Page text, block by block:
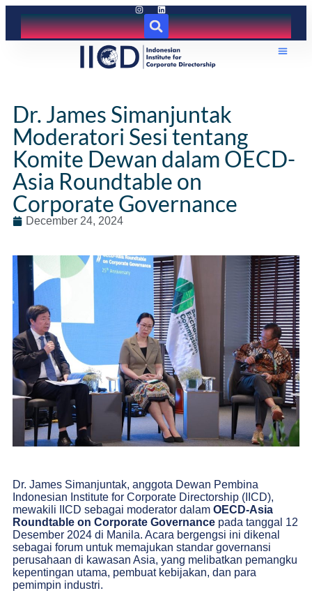
Dr. James Simanjuntak
Moderatori Sesi tentang
Komite Dewan dalam OECD-
Asia Roundtable on
Corporate Governance
December 24, 2024
Dr. James Simanjuntak, anggota Dewan Pembina
Indonesian Institute for Corporate Directorship (IICD),
mewakili IICD sebagai moderator dalam OECD-Asia
Roundtable on Corporate Governance pada tanggal 12
Desember 2024 di Manila. Acara bergengsi ini dikenal
sebagai forum untuk memajukan standar governansi
perusahaan di kawasan Asia, yang melibatkan pemangku
kepentingan utama, pembuat kebijakan, dan para
pemimpin industri.